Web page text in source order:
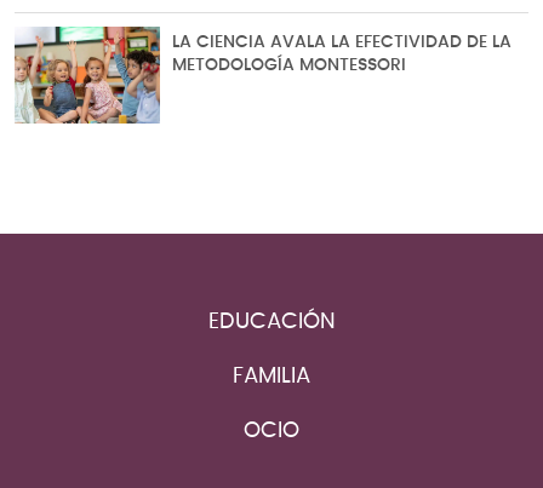
LA CIENCIA AVALA LA EFECTIVIDAD DE LA
METODOLOGÍA MONTESSORI
EDUCACIÓN
FAMILIA
OCIO